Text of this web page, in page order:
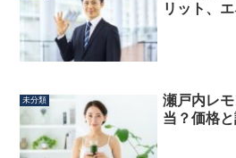
リット、
未分類
瀬戸内レ
当？価格